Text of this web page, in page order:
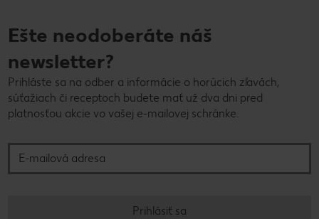
Ešte neodoberáte náš
newsletter?
Prihláste sa na odber a informácie o horúcich zľavách,
súťažiach či receptoch budete mať už dva dni pred
platnosťou akcie vo vašej e-mailovej schránke.
Prihlásiť sa